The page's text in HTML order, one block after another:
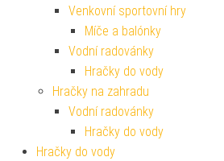
Venkovní sportovní hry
Míče a balónky
Vodní radovánky
Hračky do vody
Hračky na zahradu
Vodní radovánky
Hračky do vody
Hračky do vody